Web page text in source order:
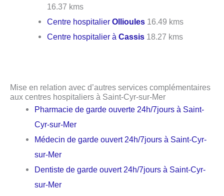
16.37 kms
Centre hospitalierOllioules 16.49 kms
Centre hospitalier àCassis 18.27 kms
Mise en relation avec d’autres services complémentaires
aux centres hospitaliers à Saint-Cyr-sur-Mer
Pharmacie de garde ouverte 24h/7jours à Saint-
Cyr-sur-Mer
Médecin de garde ouvert 24h/7jours à Saint-Cyr-
sur-Mer
Dentiste de garde ouvert 24h/7jours à Saint-Cyr-
sur-Mer